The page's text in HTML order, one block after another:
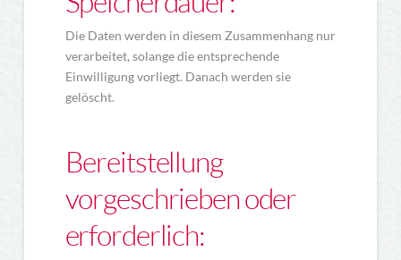
Die Daten werden in diesem Zusammenhang nur
verarbeitet, solange die entsprechende
Einwilligung vorliegt. Danach werden sie
gelöscht.
Bereitstellung
vorgeschrieben oder
erforderlich: